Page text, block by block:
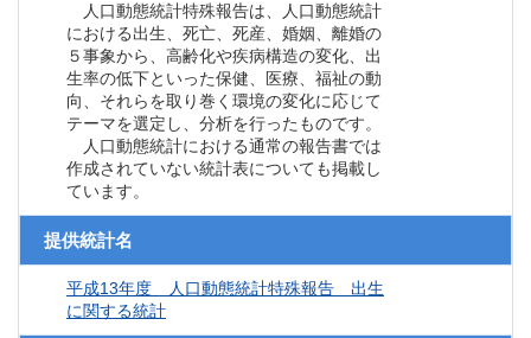
人口動態統計特殊報告は、人口動態統計
における出生、死亡、死産、婚姻、離婚の
５事象から、高齢化や疾病構造の変化、出
生率の低下といった保健、医療、福祉の動
向、それらを取り巻く環境の変化に応じて
テーマを選定し、分析を行ったものです。
人口動態統計における通常の報告書では
作成されていない統計表についても掲載し
ています。
提供統計名
平成13年度 人口動態統計特殊報告 出生
に関する統計